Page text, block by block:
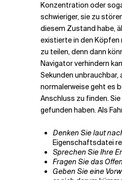
Konzentration oder
schwieriger, sie zu
diesem Zustand habe,
existierte in den Köpfen
zu teilen, denn dann
Navigator verhindern
Sekunden unbrauchbar,
normalerweise geht es
Anschluss zu finden.
gefunden haben. Als
Denken Sie laut
Eigenschaftsdatei
Sprechen Sie Ihre
Fragen Sie das
Geben Sie eine